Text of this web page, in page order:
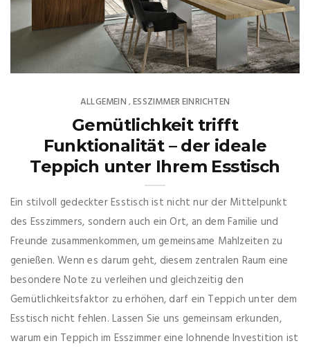
ALLGEMEIN ,ESSZIMMER EINRICHTEN
Gemütlichkeit trifft
Funktionalität – der ideale
Teppich unter Ihrem Esstisch
Ein stilvoll gedeckter Esstisch ist nicht nur der Mittelpunkt
des Esszimmers, sondern auch ein Ort, an dem Familie und
Freunde zusammenkommen, um gemeinsame Mahlzeiten zu
genießen. Wenn es darum geht, diesem zentralen Raum eine
besondere Note zu verleihen und gleichzeitig den
Gemütlichkeitsfaktor zu erhöhen, darf ein Teppich unter dem
Esstisch nicht fehlen. Lassen Sie uns gemeinsam erkunden,
warum ein Teppich im Esszimmer eine lohnende Investition ist